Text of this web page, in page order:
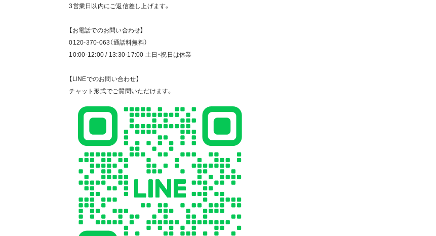
3営業日以内にご返信差し上げます。
【お電話でのお問い合わせ】
0120-370-063（通話料無料）
10:00-12:00 / 13:30-17:00 土日・祝日は休業
【LINEでのお問い合わせ】
チャット形式でご質問いただけます。